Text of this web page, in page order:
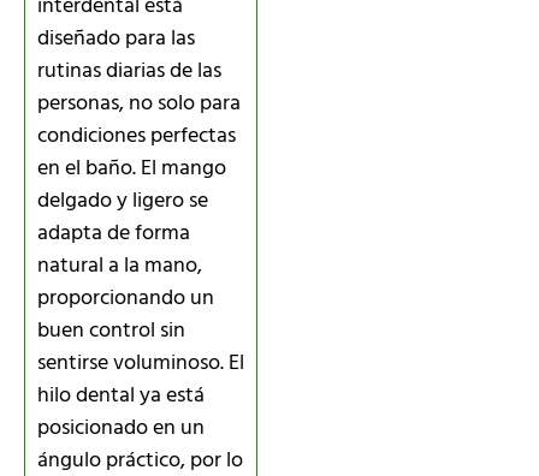
diseñado para las
rutinas diarias de las
personas, no solo para
condiciones perfectas
en el baño. El mango
delgado y ligero se
adapta de forma
natural a la mano,
proporcionando un
buen control sin
sentirse voluminoso. El
hilo dental ya está
posicionado en un
ángulo práctico, por lo